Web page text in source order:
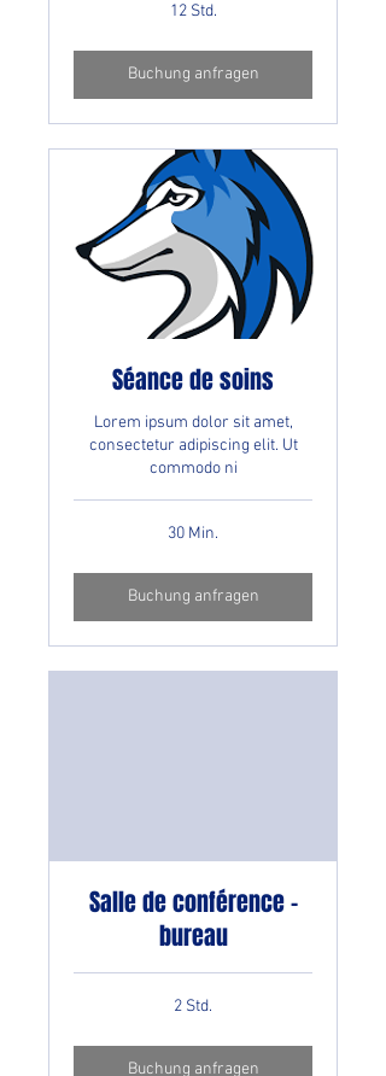
12 Std.
Buchung anfragen
Séance de soins
Lorem ipsum dolor sit amet,
consectetur adipiscing elit. Ut
commodo ni
30 Min.
Buchung anfragen
Salle de conférence -
bureau
2 Std.
Buchung anfragen